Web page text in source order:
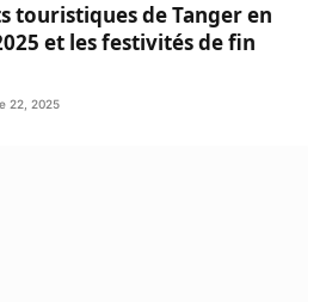
touristiques de Tanger en
et les festivités de fin
22, 2025